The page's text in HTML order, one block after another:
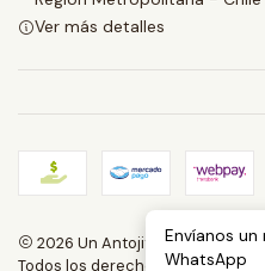
Ver más detalles
2026 Un Antojito.
Todos los derechos reservados.
Envíanos un
WhatsApp